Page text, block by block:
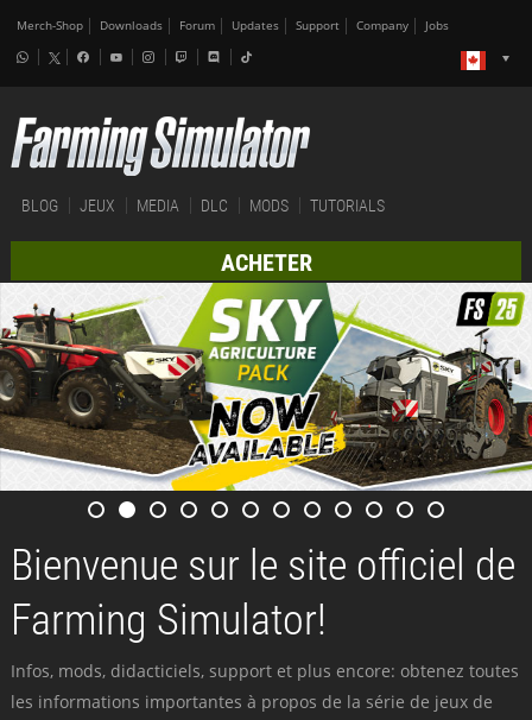
Merch-Shop Downloads Forum Updates Support Company Jobs
BLOG JEUX MEDIA DLC MODS TUTORIALS
ACHETER
Bienvenue sur le site officiel de
Farming Simulator!
Infos, mods, didacticiels, support et plus encore: obtenez toutes
les informations importantes à propos de la série de jeux de